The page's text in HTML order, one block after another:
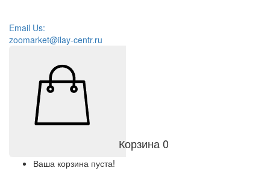
Email Us:
zoomarket@ilay-centr.ru
Корзина0
Ваша корзина пуста!